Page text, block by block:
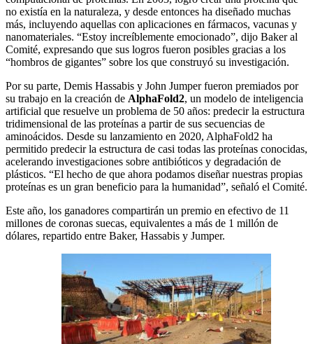
no existía en la naturaleza, y desde entonces ha diseñado muchas
más, incluyendo aquellas con aplicaciones en fármacos, vacunas y
nanomateriales. “Estoy increíblemente emocionado”, dijo Baker al
Comité, expresando que sus logros fueron posibles gracias a los
“hombros de gigantes” sobre los que construyó su investigación.
Por su parte, Demis Hassabis y John Jumper fueron premiados por
su trabajo en la creación de AlphaFold2, un modelo de inteligencia
artificial que resuelve un problema de 50 años: predecir la estructura
tridimensional de las proteínas a partir de sus secuencias de
aminoácidos. Desde su lanzamiento en 2020, AlphaFold2 ha
permitido predecir la estructura de casi todas las proteínas conocidas,
acelerando investigaciones sobre antibióticos y degradación de
plásticos. “El hecho de que ahora podamos diseñar nuestras propias
proteínas es un gran beneficio para la humanidad”, señaló el Comité.
Este año, los ganadores compartirán un premio en efectivo de 11
millones de coronas suecas, equivalentes a más de 1 millón de
dólares, repartido entre Baker, Hassabis y Jumper.